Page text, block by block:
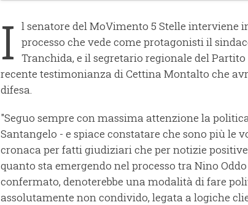
I l senatore del MoVimento 5 Stelle interviene
processo che vede come protagonisti il
Tranchida, e il segretario regionale del
recente testimonianza di Cettina Montalto che
difesa.
"Seguo sempre con massima attenzione la
Santangelo - e spiace constatare che sono più le
cronaca per fatti giudiziari che per notizie
quanto sta emergendo nel processo tra Nino
confermato, denoterebbe una modalità di fare
assolutamente non condivido, legata a logiche